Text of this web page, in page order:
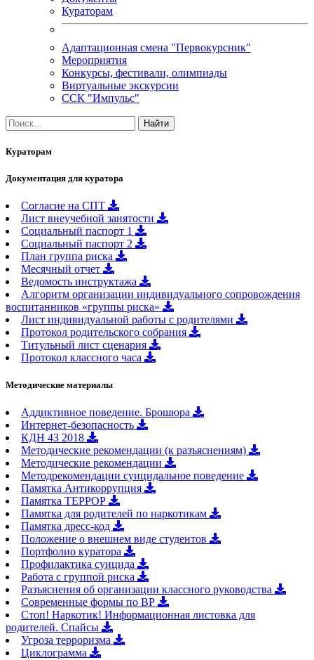
Кураторам
Адаптационная смена "Первокурсник"
Мероприятия
Конкурсы, фестивали, олимпиады
Виртуальные экскурсии
ССК "Импульс"
Кураторам
Документация для куратора
Cогласие на СПТ
Лист внеучебной занятости
Социальный паспорт 1
Социальный паспорт 2
План группа риска
Месячный отчет
Ведомость инструктажа
Алгоритм организации индивидуального сопровождения
воспитанников «группы риска»
Лист индивидуальной работы с родителями
Протокол родительского собрания
Титульный лист сценария
Протокол классного часа
Методические материалы
Аддиктивное поведение. Брошюра
Интернет-безопасность
КДН 43 2018
Методические рекомендации (к разъяснениям)
Методические рекомендации
Методрекомендации суицидальное поведение
Памятка Антикоррупция
Памятка ТЕРРОР
Памятка для родителей по наркотикам
Памятка дресс-код
Положение о внешнем виде студентов
Портфолио куратора
Профилактика суицида
Работа с группой риска
Разъяснения об организации классного руководства
Современные формы по ВР
Стоп! Наркотик! Информационная листовка для
родителей. Спайсы
Угроза терроризма
Циклограмма